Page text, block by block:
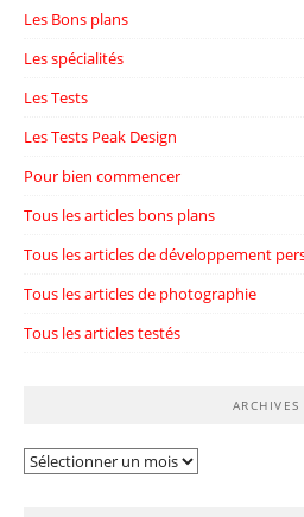
Les Bons plans
Les spécialités
Les Tests
Les Tests Peak Design
Pour bien commencer
Tous les articles bons plans
Tous les articles de développement
Tous les articles de photographie
Tous les articles testés
ARCHIVES
Archives